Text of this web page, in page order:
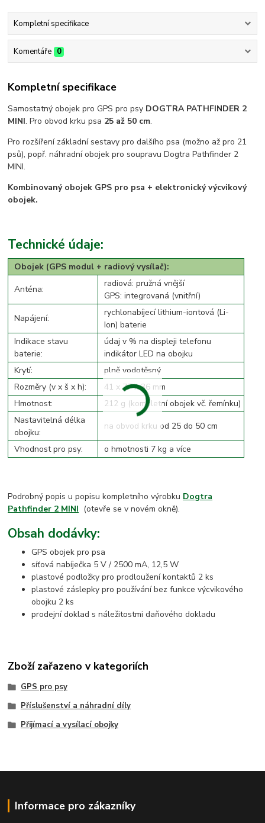
Kompletní specifikace
Komentáře 0
Kompletní specifikace
Samostatný obojek pro GPS pro psy DOGTRA PATHFINDER 2
MINI. Pro obvod krku psa 25 až 50 cm.
Pro rozšíření základní sestavy pro dalšího psa (možno až pro 21
psů), popř. náhradní obojek pro soupravu Dogtra Pathfinder 2
MINI.
Kombinovaný obojek GPS pro psa + elektronický výcvikový
obojek.
Technické údaje:
Obojek (GPS modul + radiový vysílač):
Anténa:
radiová: pružná vnější
GPS: integrovaná (vnitřní)
Napájení:
rychlonabíjecí lithium-iontová (Li-
Ion) baterie
Indikace stavu
baterie:
údaj v % na displeji telefonu
indikátor LED na obojku
Krytí:
plně vodotěsný
Rozměry (v x š x h):
41 x 77 x 36 mm
Hmotnost:
212 g (kompletní obojek vč. řemínku)
Nastavitelná délka
obojku:
na obvod krku od 25 do 50 cm
Vhodnost pro psy: o hmotnosti 7 kg a více
Podrobný popis u popisu kompletního výrobku Dogtra
Pathfinder 2 MINI (otevře se v novém okně).
Obsah dodávky:
GPS obojek pro psa
síťová nabíječka 5 V / 2500 mA, 12,5 W
plastové podložky pro prodloužení kontaktů 2 ks
plastové záslepky pro používání bez funkce výcvikového
obojku 2 ks
prodejní doklad s náležitostmi daňového dokladu
Zboží zařazeno v kategoriích
GPS pro psy
Příslušenství a náhradní díly
Přijímací a vysílací obojky
Informace pro zákazníky